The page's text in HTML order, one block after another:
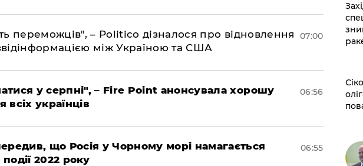
переможців", – Politico дізналося про відновлення
між Україною та США
07:00
у серпні", – Fire Point анонсувала хорошу
всіх українців
06:56
що Росія у Чорному морі намагається
2022 року
06:55